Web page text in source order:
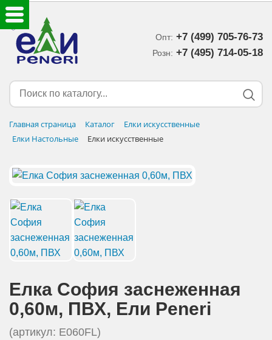
Опт: +7 (499) 705-76-73
Розн: +7 (495) 714-05-18‬
Главная страница Каталог
Елки искусственные
Елки Настольные
Елки искусственные
Елка София заснеженная
0,60м, ПВХ, Eли Peneri
(артикул: E060FL)
ЕЛКИ ИСКУССТВЕННЫЕ
ЕЛОЧНЫЕ УКРАШЕНИЯ
ДОСТАВКА В РЕГИОНЫ
ДОСТАВКА
ОПЛАТА
АКЦИИ И ПОДАРКИ
РЕКВИЗИТЫ